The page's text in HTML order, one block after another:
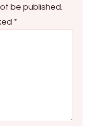
be published.
*